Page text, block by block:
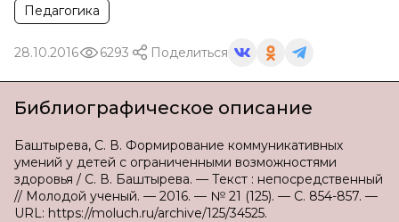
Педагогика
28.10.2016 6293 Поделиться
Библиографическое описание
Баштырева, С. В. Формирование коммуникативных
умений у детей с ограниченными возможностями
здоровья / С. В. Баштырева. — Текст : непосредственный
// Молодой ученый. — 2016. — № 21 (125). — С. 854-857. —
URL: https://moluch.ru/archive/125/34525.